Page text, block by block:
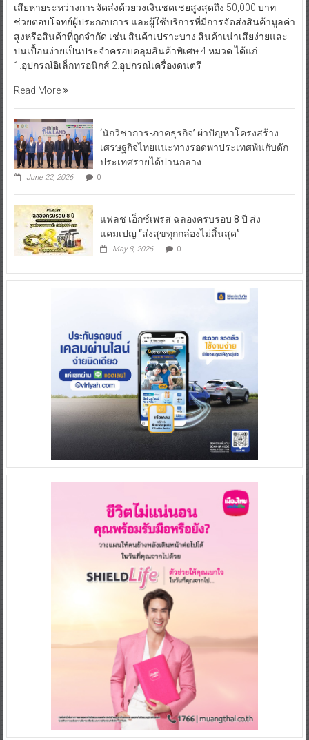
เสียหายระหว่างการจัดส่งด้วยวงเงินชดเชยสูงสุดถึง 50,000 บาท
ช่วยตอบโจทย์ผู้ประกอบการ และผู้ใช้บริการที่มีการจัดส่งสินค้ามูลค่า
สูงหรือสินค้าที่ถูกจำกัด เช่น สินค้าเปราะบาง สินค้าเน่าเสียง่ายและ
ปนเปื้อนง่ายเป็นประจำครอบคลุมสินค้าพิเศษ 4 หมวด ได้แก่
1.อุปกรณ์อิเล็กทรอนิกส์ 2.อุปกรณ์เครื่องดนตรี
Read More
‘นักวิชาการ-ภาคธุรกิจ’ ผ่าปัญหาโครงสร้าง
เศรษฐกิจไทยแนะทางรอดพาประเทศพ้นกับดัก
ประเทศรายได้ปานกลาง
June 22, 2026 0
แฟลช เอ็กซ์เพรส ฉลองครบรอบ 8 ปี ส่ง
แคมเปญ “ส่งสุขทุกกล่องไม่สิ้นสุด”
May 8, 2026 0